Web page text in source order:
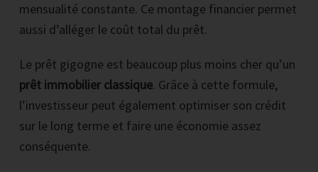
mensualité constante. Ce montage financier permet
aussi d’alléger le coût total du prêt.
Le prêt gigogne est beaucoup plus moins cher qu’un
prêt immobilier classique. Grâce à cette formule,
l’investisseur peut également optimiser son crédit
sur le long terme et faire une économie assez
conséquente.